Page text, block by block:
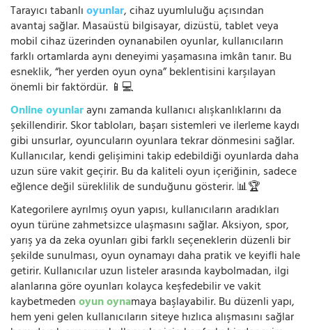
Tarayıcı tabanlıoyunlar, cihaz uyumluluğu açısından
avantaj sağlar. Masaüstü bilgisayar, dizüstü, tablet veya
mobil cihaz üzerinden oynanabilen oyunlar, kullanıcıların
farklı ortamlarda aynı deneyimi yaşamasına imkân tanır. Bu
esneklik, “her yerden oyun oyna” beklentisini karşılayan
önemli bir faktördür. 📱💻
Online oyunlaraynı zamanda kullanıcı alışkanlıklarını da
şekillendirir. Skor tabloları, başarı sistemleri ve ilerleme kaydı
gibi unsurlar, oyuncuların oyunlara tekrar dönmesini sağlar.
Kullanıcılar, kendi gelişimini takip edebildiği oyunlarda daha
uzun süre vakit geçirir. Bu da kaliteli oyun içeriğinin, sadece
eğlence değil süreklilik de sunduğunu gösterir. 📊🏆
Kategorilere ayrılmış oyun yapısı, kullanıcıların aradıkları
oyun türüne zahmetsizce ulaşmasını sağlar. Aksiyon, spor,
yarış ya da zeka oyunları gibi farklı seçeneklerin düzenli bir
şekilde sunulması, oyun oynamayı daha pratik ve keyifli hale
getirir. Kullanıcılar uzun listeler arasında kaybolmadan, ilgi
alanlarına göre oyunları kolayca keşfedebilir ve vakit
kaybetmedenoyun oynamaya başlayabilir. Bu düzenli yapı,
hem yeni gelen kullanıcıların siteye hızlıca alışmasını sağlar